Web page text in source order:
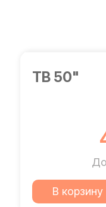
ТВ 50"
В корзину